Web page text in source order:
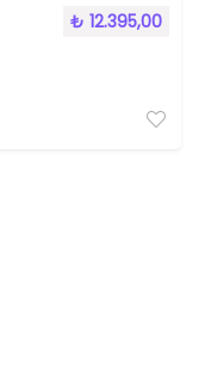
₺ 12.395,00